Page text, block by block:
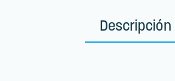
Descripción